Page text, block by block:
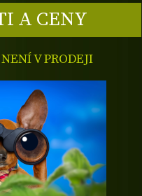
A CENY
V PRODEJI